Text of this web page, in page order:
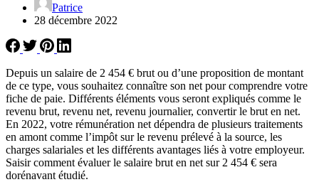
Patrice
28 décembre 2022
Depuis un salaire de 2 454 € brut ou d’une proposition de montant
de ce type, vous souhaitez connaître son net pour comprendre votre
fiche de paie. Différents éléments vous seront expliqués comme le
revenu brut, revenu net, revenu journalier, convertir le brut en net.
En 2022, votre rémunération net dépendra de plusieurs traitements
en amont comme l’impôt sur le revenu prélevé à la source, les
charges salariales et les différents avantages liés à votre employeur.
Saisir comment évaluer le salaire brut en net sur 2 454 € sera
dorénavant étudié.